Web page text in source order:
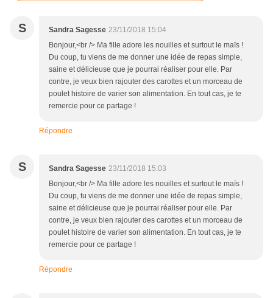
S Sandra Sagesse 23/11/2018 15:04
Bonjour,<br /> Ma fille adore les nouilles et surtout le maïs !
Du coup, tu viens de me donner une idée de repas simple,
saine et délicieuse que je pourrai réaliser pour elle. Par
contre, je veux bien rajouter des carottes et un morceau de
poulet histoire de varier son alimentation. En tout cas, je te
remercie pour ce partage !
Répondre
S Sandra Sagesse 23/11/2018 15:03
Bonjour,<br /> Ma fille adore les nouilles et surtout le maïs !
Du coup, tu viens de me donner une idée de repas simple,
saine et délicieuse que je pourrai réaliser pour elle. Par
contre, je veux bien rajouter des carottes et un morceau de
poulet histoire de varier son alimentation. En tout cas, je te
remercie pour ce partage !
Répondre